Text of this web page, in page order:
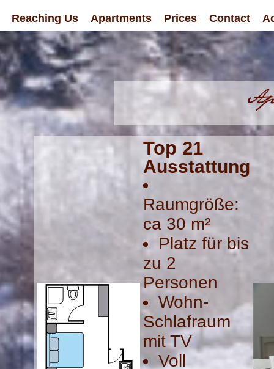
Reaching Us Apartments Prices Contact
Top 21
Ausstattung
Raumgröße:
ca 30 m²
Platz für bis
zu 2
Personen
Wohn-
Schlafraum
mit TV
Voll